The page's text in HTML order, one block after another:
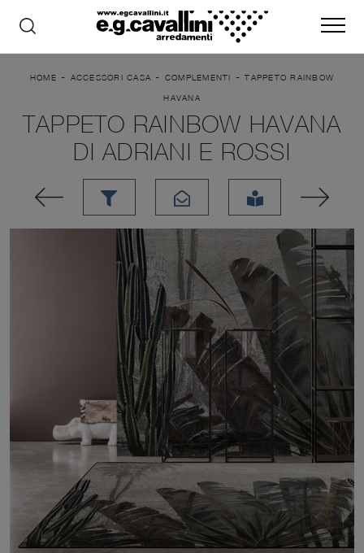
HOME - ACCESSORI CASA - COMPLEMENTI -TAPPETO RAINBOW
HAVANA
TAPPETO RAINBOW HAVANA
DI ADRIANI E ROSSI